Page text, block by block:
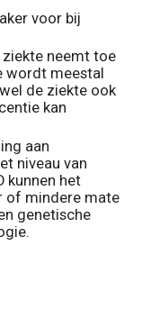
voor bij
neemt toe
wordt meestal
de ziekte ook
kan
aan
niveau van
kunnen het
of mindere mate
genetische